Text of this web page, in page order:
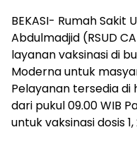
BEKASI- Rumah Sakit
Abdulmadjid (RSUD
layanan vaksinasi di
Moderna untuk
Pelayanan tersedia di
dari pukul 09.00 WIB
untuk vaksinasi dosis